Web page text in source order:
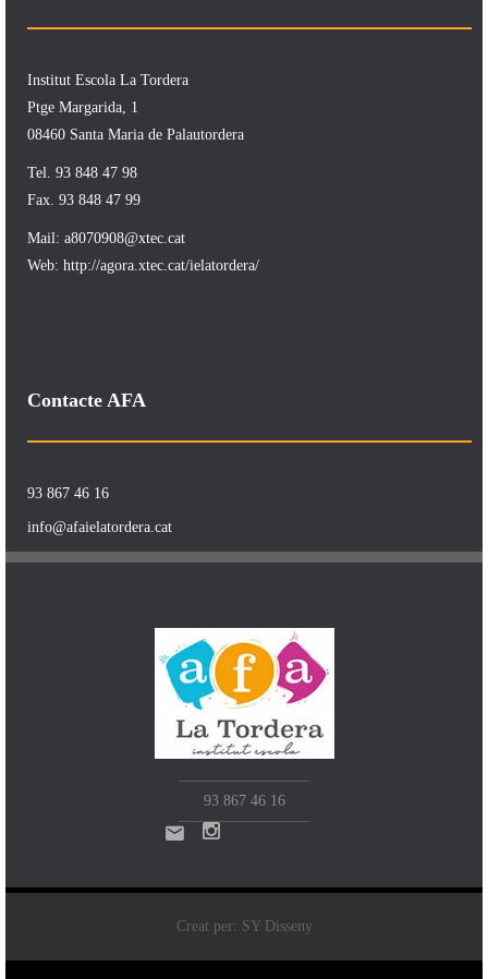
Institut Escola La Tordera
Ptge Margarida, 1
08460 Santa Maria de Palautordera
Tel. 93 848 47 98
Fax. 93 848 47 99
Mail: a8070908@xtec.cat
Web: http://agora.xtec.cat/ielatordera/
Contacte AFA
93 867 46 16
info@afaielatordera.cat
93 867 46 16
Creat per: SY Disseny